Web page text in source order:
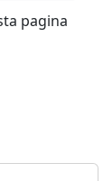
pagina